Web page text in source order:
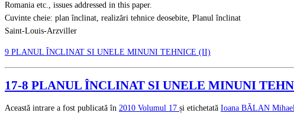
Romania etc., issues addressed in this paper.
Cuvinte cheie: plan înclinat, realizări tehnice deosebite, Planul înclinat
Saint-Louis-Arzviller
9 PLANUL ÎNCLINAT SI UNELE MINUNI TEHNICE (II)
17-8 PLANUL ÎNCLINAT SI UNELE MINUNI
Această intrare a fost publicată în 2010 Volumul 17 și etichetată Ioana BĂLAN